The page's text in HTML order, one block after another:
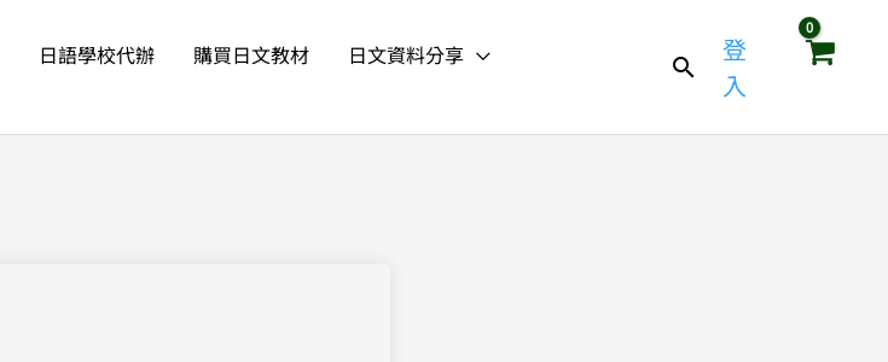
日語學校代辦 購買日文教材
日文資料分享
登
入